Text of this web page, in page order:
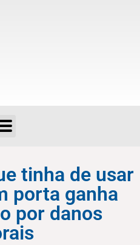
tinha de usar
porta ganha
por danos